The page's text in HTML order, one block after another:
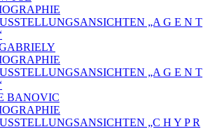
„A G E N T
„A G E N T
BANOVIC
„C H Y P R